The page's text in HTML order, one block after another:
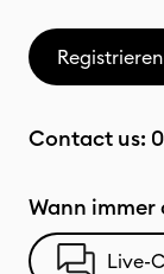
Registrieren
Contact us:
Wann immer
Live-